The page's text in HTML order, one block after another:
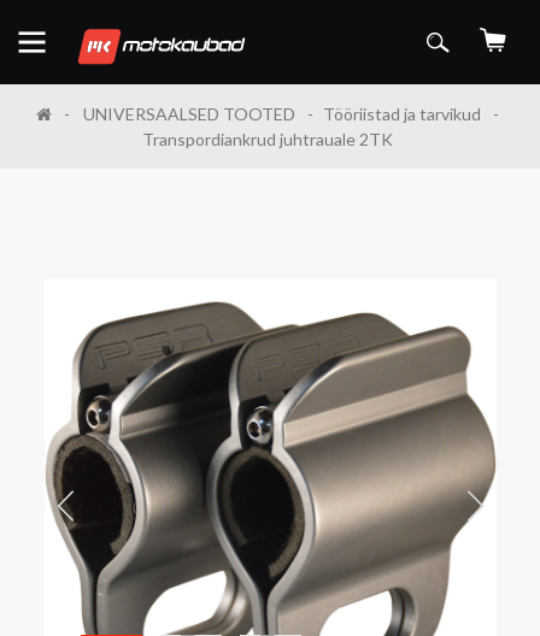
UNIVERSAALSED TOOTED
Tööriistad ja tarvikud
Transpordiankrud juhtrauale 2TK